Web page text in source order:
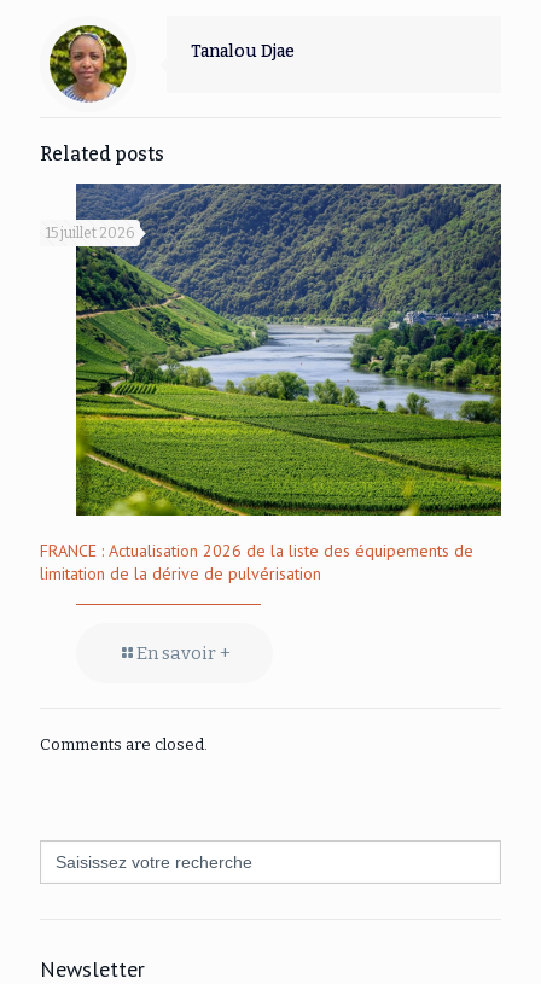
Tanalou Djae
Related posts
15 juillet 2026
FRANCE : Actualisation 2026 de la liste des équipements de
limitation de la dérive de pulvérisation
En savoir +
Comments are closed.
Search
for:
Newsletter